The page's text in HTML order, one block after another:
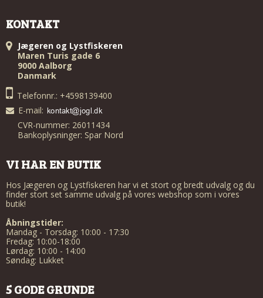
KONTAKT
Jægeren og Lystfiskeren
Maren Turis gade 6
9000 Aalborg
Danmark
Telefonnr.: +4598139400
E-mail:
CVR-nummer: 26011434
Bankoplysninger: Spar Nord
VI HAR EN BUTIK
Hos Jægeren og Lystfiskeren har vi et stort og bredt udvalg og du
finder stort set samme udvalg på vores webshop som i vores
butik!
Åbningstider:
Mandag - Torsdag: 10:00 - 17:30
Fredag: 10:00-18:00
Lørdag: 10:00 - 14:00
Søndag: Lukket
5 GODE GRUNDE